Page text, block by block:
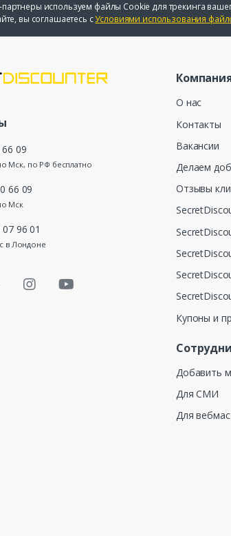
используем файлы Cookie для трекинга
вы соглашаетесь сУсловиями использования
09
Мск, по РФ бесплатно
66 09
Мск
96 01
в Лондоне
О нас
Контакты
Вакансии
Делаем
Отзывы
Купоны и
Добавить
Для СМИ
Для